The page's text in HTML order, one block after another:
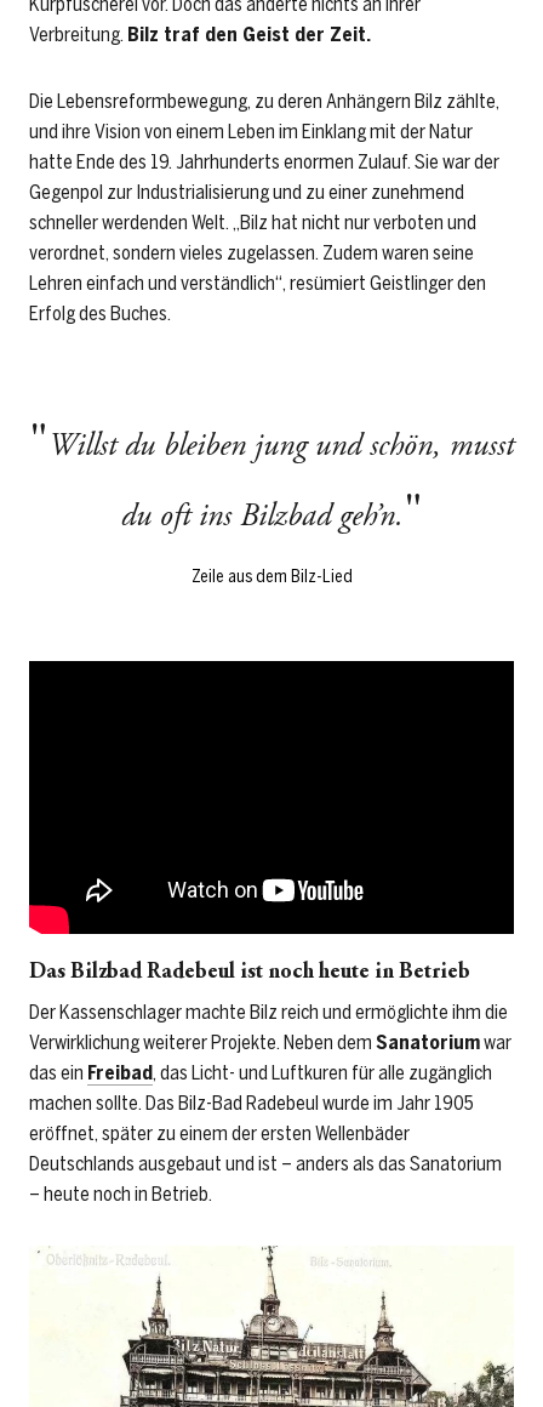
Verbreitung. Bilz traf den Geist der Zeit.
Die Lebensreformbewegung, zu deren Anhängern Bilz zählte,
und ihre Vision von einem Leben im Einklang mit der Natur
hatte Ende des 19. Jahrhunderts enormen Zulauf. Sie war der
Gegenpol zur Industrialisierung und zu einer ­zunehmend
schneller werdenden Welt. „Bilz hat nicht nur verboten und
verordnet, sondern vieles zugelassen. Zudem waren seine
Lehren einfach und verständlich“, resümiert Geistlinger den
Erfolg des Buches.
Willst du bleiben jung und schön, musst
du oft ins Bilzbad geh’n.
Zeile aus dem Bilz-Lied
Das Bilzbad Radebeul ist noch heute in Betrieb
Der Kassenschlager machte Bilz reich und ermöglichte ihm die
Verwirklichung weiterer Projekte. Neben dem Sanatoriumwar
das ein Freibad, das Licht- und Luftkuren für alle zugänglich
machen sollte. Das Bilz-Bad Radebeul wurde im Jahr 1905
eröffnet, später zu einem der ersten Wellenbäder
Deutschlands ausgebaut und ist – anders als das Sanatorium
– heute noch in Betrieb.